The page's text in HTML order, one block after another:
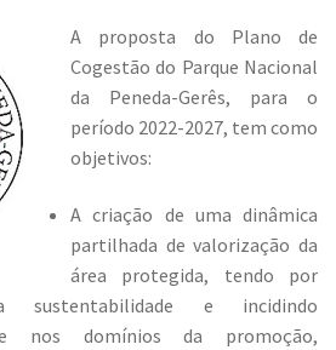
A proposta do Plano de
Cogestão do Parque Nacional
da Peneda-Gerês, para o
período 2022-2027, tem como
objetivos:
A criação de uma dinâmica
partilhada de valorização da
área protegida, tendo por
e incidindo
nos domínios da promoção,